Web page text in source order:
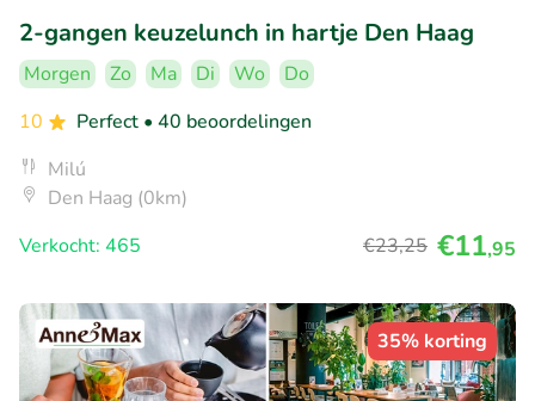
2-gangen keuzelunch in hartje Den Haag
Morgen Zo Ma Di Wo
Do
10
Perfect • 40 beoordelingen
Milú
Den Haag (0km)
Verkocht: 465
€23,25 €11,95
35% korting